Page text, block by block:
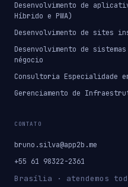
Desenvolvimento de
Híbrido e PWA)
Desenvolvimento de sites
Desenvolvimento de
négocio
Consultoria Especialidade
Gerenciamento de
CONTATO
bruno.silva@app2b.me
+55 61 98322-2361
Brasília · atendemos